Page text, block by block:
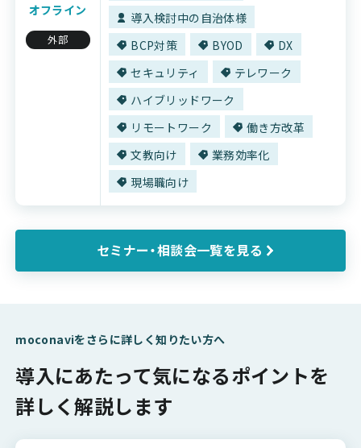
オフライン
外部
導入検討中の自治体様
BCP対策
BYOD
DX
セキュリティ
テレワーク
ハイブリッドワーク
リモートワーク
働き方改革
文教向け
業務効率化
現場職向け
セミナー・相談会一覧を見る
moconaviをさらに詳しく知りたい方へ
導入にあたって気になるポイントを
詳しく解説します